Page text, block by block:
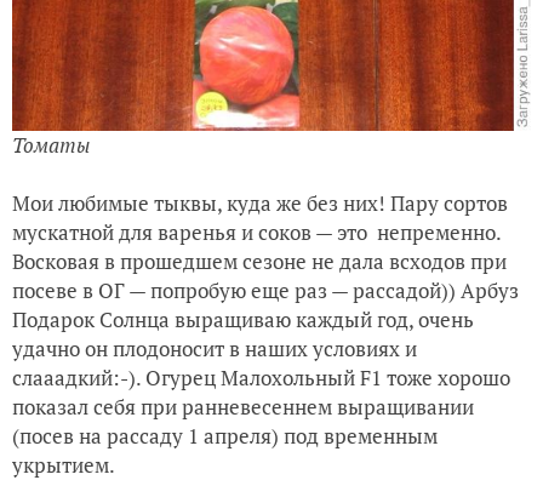
Томаты
Мои любимые тыквы, куда же без них! Пару сортов
мускатной для варенья и соков — это непременно.
Восковая в прошедшем сезоне не дала всходов при
посеве в ОГ — попробую еще раз — рассадой)) Арбуз
Подарок Солнца выращиваю каждый год, очень
удачно он плодоносит в наших условиях и
слааадкий:-). Огурец Малохольный F1 тоже хорошо
показал себя при ранневесеннем выращивании
(посев на рассаду 1 апреля) под временным
укрытием.